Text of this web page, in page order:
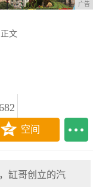
广告
文
空间
缸哥创立的汽